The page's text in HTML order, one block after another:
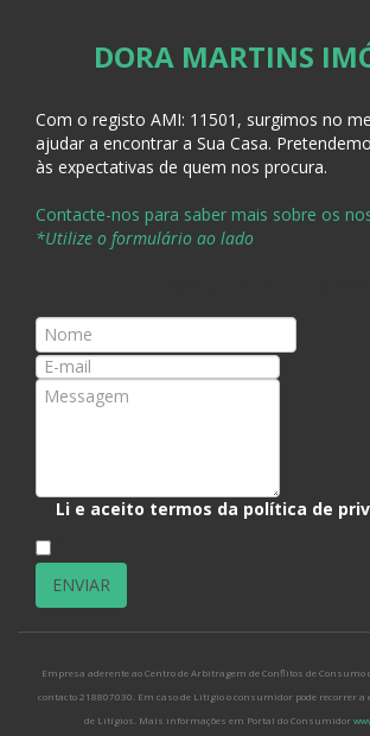
DORA MARTINS
Com o registo AMI: 11501, surgimos no
ajudar a encontrar a Sua Casa.
às expectativas de quem nos procura.
Contacte-nos para saber mais sobre os
*Utilize o formulário ao lado
Li e aceito termos da política de
Empresa aderente ao Centro de Arbitragem de Conflitos de Consumo
contacto 218807030. Em caso de Litígio o consumidor pode recorrer a
de Litígios. Mais informações em Portal do Consumidor